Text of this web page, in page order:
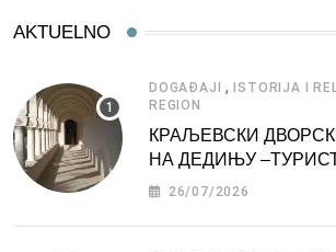
AKTUELNO
DOGAĐAJI , ISTORIJA I
REGION
КРАЉЕВСКИ
НА ДЕДИЊУ
АТРАКЦИЈА
26/07/2026